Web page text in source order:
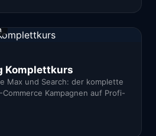
Komplettkurs
Max und Search: der komplette
Kampagnen auf Profi-